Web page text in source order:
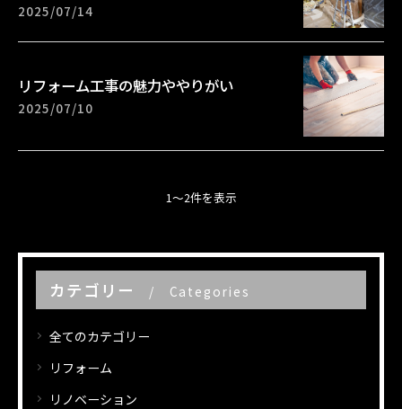
2025/07/14
リフォーム工事の魅力ややりがい
2025/07/10
1～2件を表示
カテゴリー Categories
全てのカテゴリー
リフォーム
リノベーション